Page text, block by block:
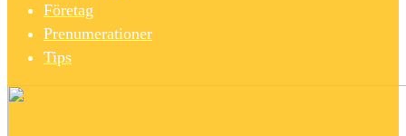
Företag
Prenumerationer
Tips